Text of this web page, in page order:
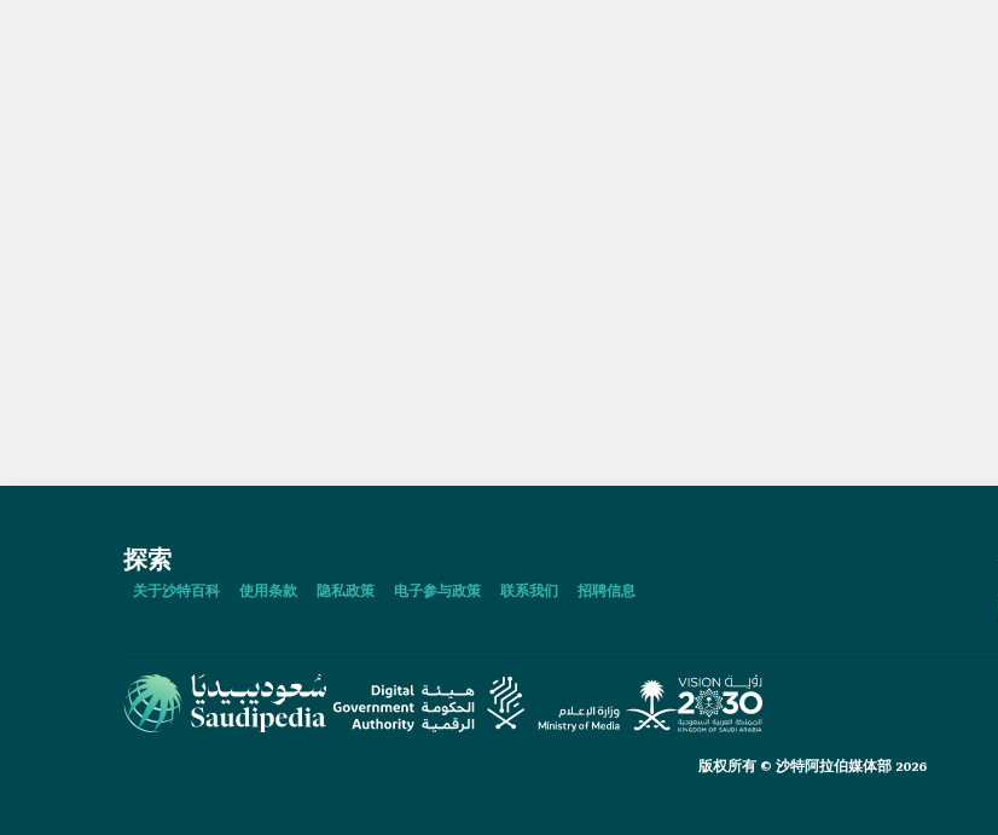
探索
关于沙特百科 使用条款 隐私政策 电子参与政策 联系我们 招聘信息
版权所有 © 沙特阿拉伯媒体部 2026